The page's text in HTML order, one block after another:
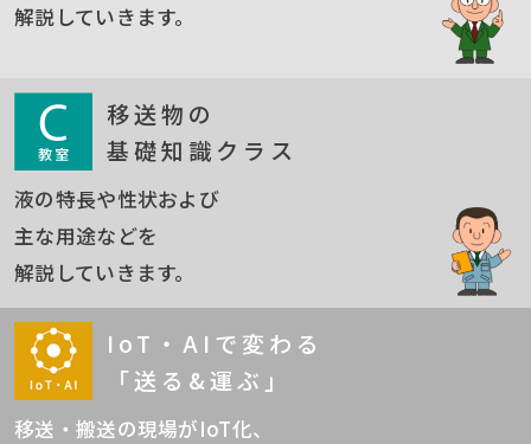
解説していきます。
移送物の
基礎知識クラス
液の特長や性状および
主な用途などを
解説していきます。
IoT・AIで変わる
「送る&運ぶ」
移送・搬送の現場がIoT化、